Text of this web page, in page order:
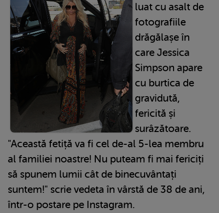
luat cu asalt de
fotografiile
drăgălașe în
care Jessica
Simpson apare
cu burtica de
gravidută,
fericită și
surâzătoare.
"Această fetiță va fi cel de-al 5-lea membru
al familiei noastre! Nu puteam fi mai fericiți
să spunem lumii cât de binecuvântați
suntem!" scrie vedeta în vârstă de 38 de ani,
într-o postare pe Instagram.